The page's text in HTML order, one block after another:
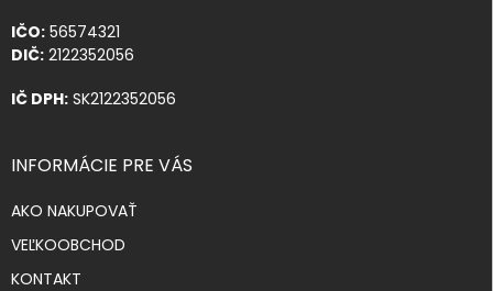
IČO: 56574321
DIČ: 2122352056
IČ DPH: SK2122352056
INFORMÁCIE PRE VÁS
AKO NAKUPOVAŤ
VEĽKOOBCHOD
KONTAKT